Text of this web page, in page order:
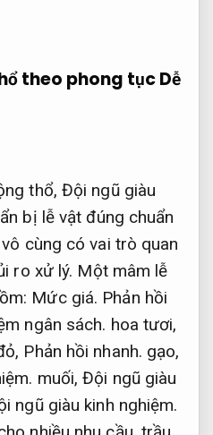
theo phong tụcDễ
thổ, Đội ngũ giàu
bị lễ vật đúng chuẩn
cùng có vai trò quan
ro xử lý. Một mâm lễ
Mức giá. Phản hồi
ngân sách. hoa tươi,
Phản hồi nhanh. gạo,
muối,Đội ngũ giàu
ngũ giàu kinh nghiệm.